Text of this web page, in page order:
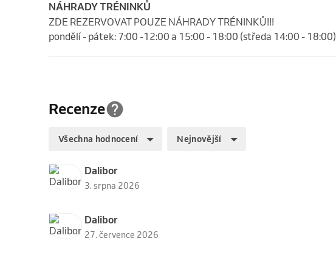
NÁHRADY TRÉNINKŮ
ZDE REZERVOVAT POUZE NÁHRADY TRÉNINKŮ!!!
pondělí - pátek: 7:00 -12:00 a 15:00 - 18:00 (středa 14:00 - 18:00)
Recenze
Všechna hodnocení Nejnovější
Dalibor
3. srpna 2026
Dalibor
27. července 2026